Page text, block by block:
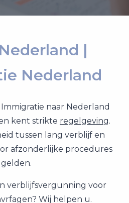
|
Nederland
Immigratie naar Nederland
kent strikte regelgeving.
tussen lang verblijf en
afzonderlijke procedures
gelden.
verblijfsvergunning voor
Wij helpen u.